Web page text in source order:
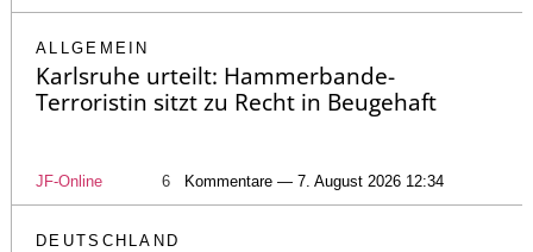
ALLGEMEIN
Karlsruhe urteilt: Hammerbande-
Terroristin sitzt zu Recht in Beugehaft
JF-Online 6 Kommentare — 7. August 2026 12:34
DEUTSCHLAND